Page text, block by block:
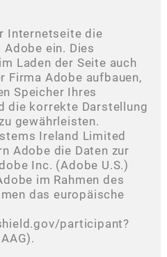
Internetseite die
ein. Dies
Laden der Seite auch
Firma Adobe aufbauen,
Speicher Ihres
die korrekte Darstellung
gewährleisten.
Ireland Limited
Adobe die Daten zur
Inc. (Adobe U.S.)
im Rahmen des
das europäische
participant?